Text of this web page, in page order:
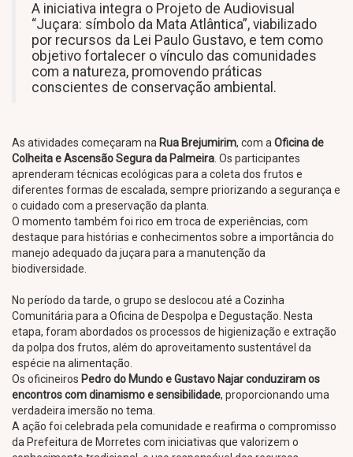
A iniciativa integra o Projeto de Audiovisual
“Juçara: símbolo da Mata Atlântica”, viabilizado
por recursos da Lei Paulo Gustavo, e tem como
objetivo fortalecer o vínculo das comunidades
com a natureza, promovendo práticas
conscientes de conservação ambiental.
As atividades começaram na Rua Brejumirim, com a Oficina de
Colheita e Ascensão Segura da Palmeira . Os participantes
aprenderam técnicas ecológicas para a coleta dos frutos e
diferentes formas de escalada, sempre priorizando a segurança e
o cuidado com a preservação da planta.
O momento também foi rico em troca de experiências, com
destaque para histórias e conhecimentos sobre a importância do
manejo adequado da juçara para a manutenção da
biodiversidade.
No período da tarde, o grupo se deslocou até a Cozinha
Comunitária para a Oficina de Despolpa e Degustação. Nesta
etapa, foram abordados os processos de higienização e extração
da polpa dos frutos, além do aproveitamento sustentável da
espécie na alimentação.
Os oficineiros Pedro do Mundo e Gustavo Najar conduziram os
encontros com dinamismo e sensibilidade, proporcionando uma
verdadeira imersão no tema.
A ação foi celebrada pela comunidade e reafirma o compromisso
da Prefeitura de Morretes com iniciativas que valorizem o